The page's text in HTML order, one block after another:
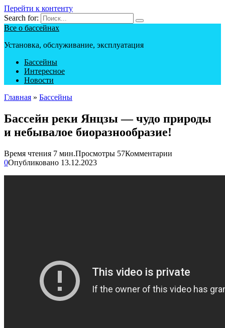
Перейти к контенту
Search for:
Все о бассейнах
Установка, обслуживание, эксплуатация
Бассейны
Интересное
Новости
Главная » Бассейны
Бассейн реки Янцзы — чудо природы
и небывалое биоразнообразие!
Время чтения 7 мин.Просмотры 57Комментарии
0Опубликовано 13.12.2023